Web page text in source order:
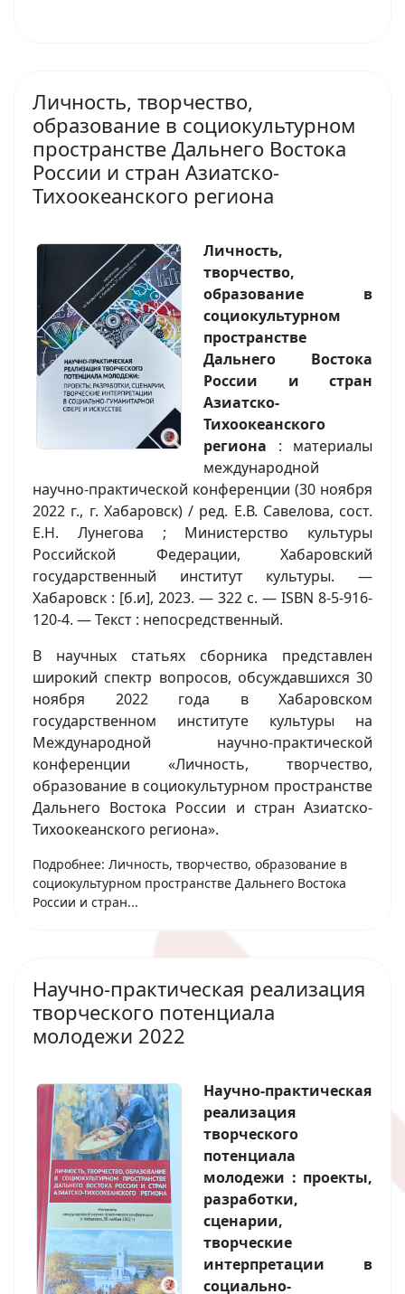
Личность, творчество,
образование в социокультурном
пространстве Дальнего Востока
России и стран Азиатско-
Тихоокеанского региона
Личность,
творчество,
образование в
социокультурном
пространстве
Дальнего Востока
России и стран
Азиатско-
Тихоокеанского
региона : материалы
международной
научно-практической конференции (30 ноября
2022 г., г. Хабаровск) / ред. Е.В. Савелова, сост.
Е.Н. Лунегова ; Министерство культуры
Российской Федерации, Хабаровский
государственный институт культуры. —
Хабаровск : [б.и], 2023. — 322 с. — ISBN 8-5-916-
120-4. — Текст : непосредственный.
В научных статьях сборника представлен
широкий спектр вопросов, обсуждавшихся 30
ноября 2022 года в Хабаровском
государственном институте культуры на
Международной научно-практической
конференции «Личность, творчество,
образование в социокультурном пространстве
Дальнего Востока России и стран Азиатско-
Тихоокеанского региона».
Подробнее: Личность, творчество, образование в
социокультурном пространстве Дальнего Востока
России и стран...
Научно-практическая реализация
творческого потенциала
молодежи 2022
Научно-практическая
реализация
творческого
потенциала
молодежи : проекты,
разработки,
сценарии,
творческие
интерпретации в
социально-